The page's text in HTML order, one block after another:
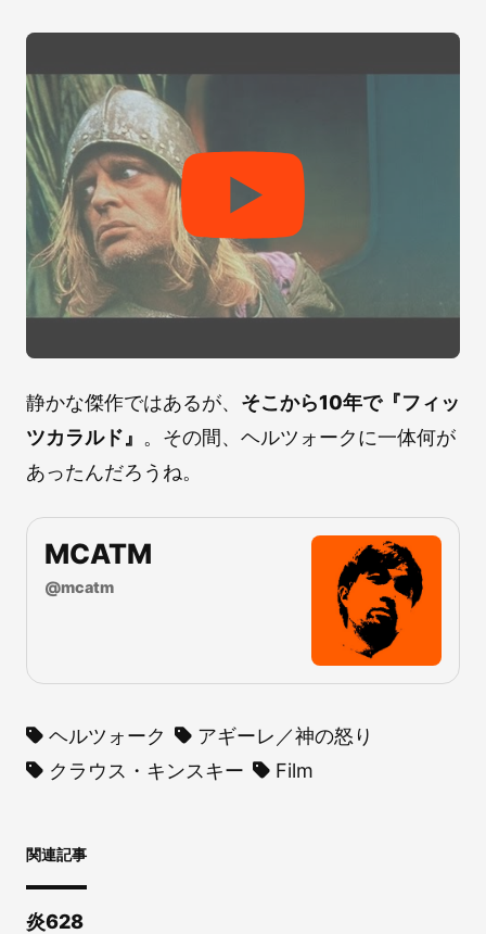
静かな傑作ではあるが、 そこから10年で『フィッ
ツカラルド』 。その間、ヘルツォークに一体何が
あったんだろうね。
MCATM
@mcatm
ヘルツォーク
アギーレ／神の怒り
クラウス・キンスキー
Film
関連記事
炎628